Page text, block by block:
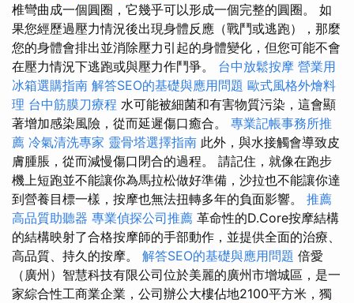
椎彎曲成一個圓圈，它幾乎可以形成一個完整的圓圈。 如
果您經歷過壓力情況後出現身體反應（戰鬥或逃跑），那麼
您的身體會排出並消除壓力引起的身體變化，但您可能不會
在壓力情況下逃跑或與壓力作鬥爭。 台中放鬆按摩 營業用
冰箱選購指南 解答SEO的基礎與應用問題 歐式風格外燴料
理 台中筋膜刀療程 水可能被細菌和有害物質污染，這會顯
著增加感染風險，從而延遲傷口癒合。 專業記帳事務所推
薦 冷氣清洗專家 靈骨塔選擇指南 此外，與水接觸會導致皮
膚腫脹，從而減慢傷口閉合的過程。 請記住，就像在跑步
機上短跑並不能讓你為馬拉松做好準備，沙拉也不能讓你達
到營養目標一樣，按摩也無法扭轉多年的負面影響。 推薦
高品質助聽器 專業偵探公司推薦 革命性的D.Core按摩結構
的結構映射了合格按摩師的手部動作，並提供全面的治療、
高品質、持久的按摩。 解答SEO的基礎與應用問題 倍愛
（廣州）智慧科技有限公司位於美麗的廣州市增城區，是一
家綜合性工商業企業，公司辦公大樓佔地2100平方米，獨